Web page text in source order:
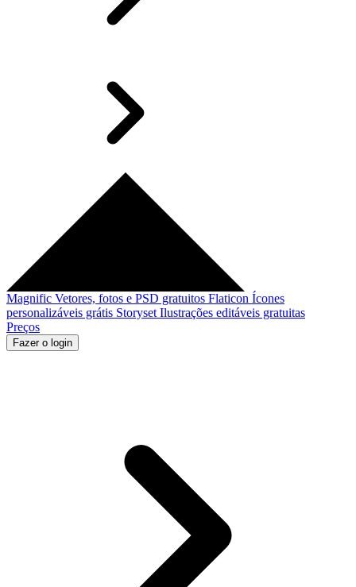
Magnific Vetores, fotos e PSD gratuitos Flaticon Ícones
personalizáveis grátis Storyset Ilustrações editáveis gratuitas
Preços
Fazer o login